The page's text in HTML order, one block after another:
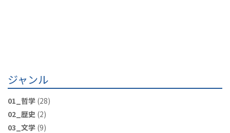
ジャンル
01_哲学 (28)
02_歴史 (2)
03_文学 (9)